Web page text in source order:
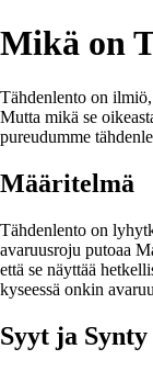
Mikä on
Tähdenlento on
Mutta mikä se
pureudumme
Määritelmä
Tähdenlento on
avaruusroju putoaa
että se näyttää
kyseessä onkin
Syyt ja Synty